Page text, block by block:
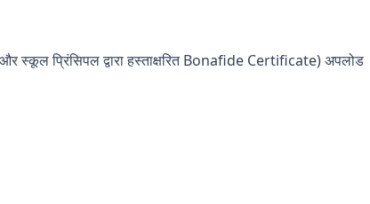
स्कूल प्रिंसिपल द्वारा हस्ताक्षरित Bonafide Certificate) अपलोड